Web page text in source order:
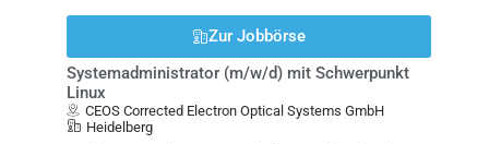
Zur Jobbörse
Systemadministrator (m/w/d) mit Schwerpunkt
Linux
CEOS Corrected Electron Optical Systems GmbH
Heidelberg